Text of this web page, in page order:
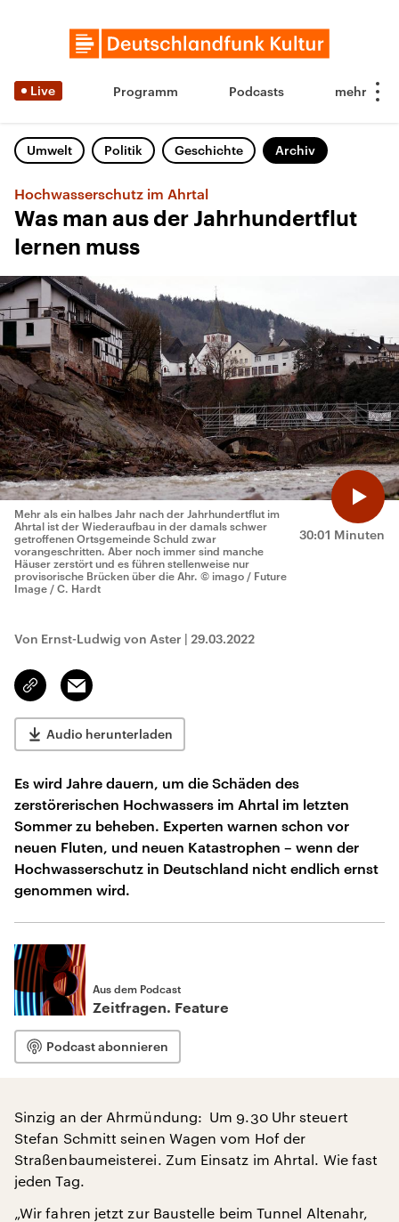
Live Programm Podcasts
Umwelt Politik Geschichte Archiv
Hochwasserschutz im Ahrtal
Was man aus der Jahrhundertflut
lernen muss
30:01 Minuten
Mehr als ein halbes Jahr nach der Jahrhundertflut im
Ahrtal ist der Wiederaufbau in der damals schwer
getroffenen Ortsgemeinde Schuld zwar
vorangeschritten. Aber noch immer sind manche
Häuser zerstört und es führen stellenweise nur
provisorische Brücken über die Ahr. © imago / Future
Image / C. Hardt
Von Ernst-Ludwig von Aster | 29.03.2022
Link
kopieren/teilen
Email
Audio herunterladen
Es wird Jahre dauern, um die Schäden des
zerstörerischen Hochwassers im Ahrtal im letzten
Sommer zu beheben. Experten warnen schon vor
neuen Fluten, und neuen Katastrophen – wenn der
Hochwasserschutz in Deutschland nicht endlich ernst
genommen wird.
Aus dem Podcast
Zeitfragen. Feature
Podcast abonnieren
Sinzig an der Ahrmündung: Um 9.30 Uhr steuert
Stefan Schmitt seinen Wagen vom Hof der
Straßenbaumeisterei. Zum Einsatz im Ahrtal. Wie fast
jeden Tag.
„Wir fahren jetzt zur Baustelle beim Tunnel Altenahr,